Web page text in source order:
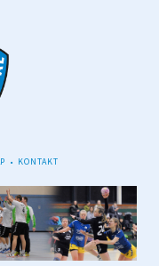
KONTAKT